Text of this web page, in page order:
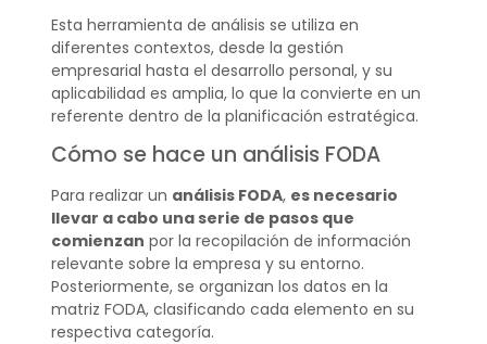
Esta herramienta de análisis se utiliza en
diferentes contextos, desde la gestión
empresarial hasta el desarrollo personal, y su
aplicabilidad es amplia, lo que la convierte en un
referente dentro de la planificación estratégica.
Cómo se hace un análisis FODA
Para realizar un análisis FODA, es necesario
llevar a cabo una serie de pasos que
comienzan por la recopilación de información
relevante sobre la empresa y su entorno.
Posteriormente, se organizan los datos en la
matriz FODA, clasificando cada elemento en su
respectiva categoría.